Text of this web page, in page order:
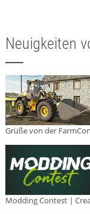
Neuigkeiten
Grüße von der
Modding Contest |